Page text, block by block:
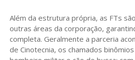
Além da estrutura própria, as FTs
outras áreas da corporação,
completa. Geralmente a parceria
de Cinotecnia, os chamados